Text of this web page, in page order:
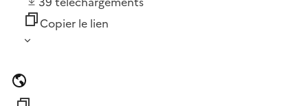
Copier le lien